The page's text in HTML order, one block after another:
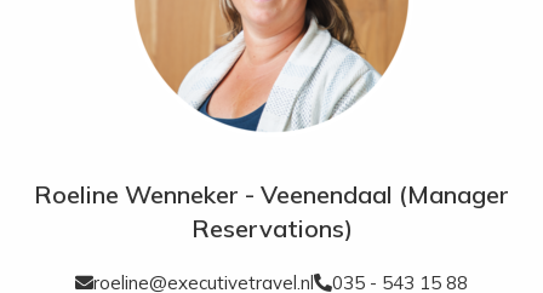
wellness kunt u heerlijk ontspannen. Voor de dagelijkse
workout staat een goed ingerichte gym ter beschikking
De exclusieve junior suites, deluxe suites en
villa suites bieden maximaal comfort en zijn ingericht in
minibar, nespresso-machine, TV, wifi, badkamer met bad en
biedt op de Atlantische Oceaan.
Roeline Wenneker - Veenendaal (Manager
Reservations)
roeline@executivetravel.nl 035 - 543 15 88